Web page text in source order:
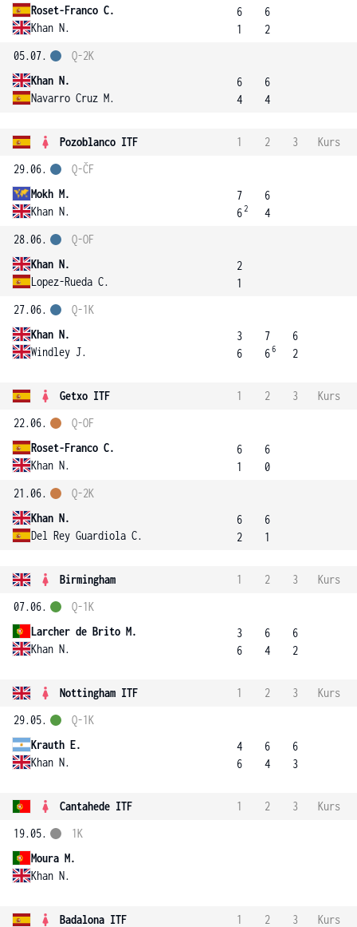
Roset-Franco C.
Khan N.
6
1
6
2
05.07.
Khan N.
Navarro Cruz M.
Q-2K
6
4
6
4
Pozoblanco ITF 1 2 3
Kurs
29.06.
Mokh M.
Khan N.
Q-ČF
7
62
6
4
28.06.
Khan N.
Lopez-Rueda C.
Q-OF
2
1
27.06.
Khan N.
Windley J.
Q-1K
3
6
7
66
6
2
Getxo ITF 1 2 3
Kurs
22.06.
Roset-Franco C.
Khan N.
Q-OF
6
1
6
0
21.06.
Khan N.
Del Rey Guardiola C.
Q-2K
6
2
6
1
Birmingham 1 2 3
Kurs
07.06.
Larcher de Brito M.
Khan N.
Q-1K
3
6
6
4
6
2
Nottingham ITF 1 2 3
Kurs
29.05.
Krauth E.
Khan N.
Q-1K
4
6
6
4
6
3
Cantahede ITF 1 2 3
Kurs
19.05.
Moura M.
Khan N.
1K
Badalona ITF 1 2 3
Kurs